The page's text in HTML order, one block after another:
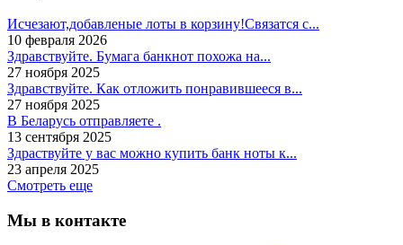
Исчезают,добавленые лоты в корзину!Связатся с...
10 февраля 2026
Здравствуйте. Бумага банкнот похожа на...
27 ноября 2025
Здравствуйте. Как отложить понравившееся в...
27 ноября 2025
В Беларусь отправляете .
13 сентября 2025
Здраствуйте у вас можно купить банк ноты к...
23 апреля 2025
Смотреть еще
Мы в контакте